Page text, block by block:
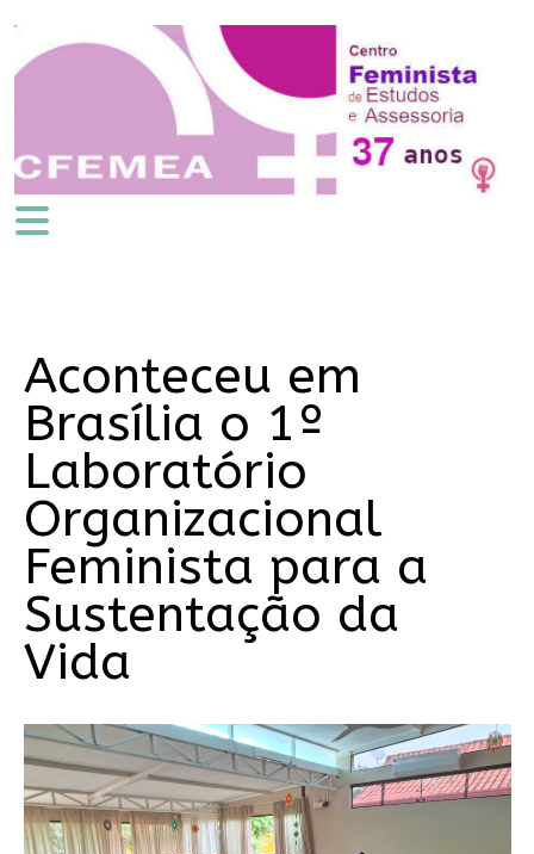
Aconteceu em
Brasília o 1º
Laboratório
Organizacional
Feminista para a
Sustentação da
Vida